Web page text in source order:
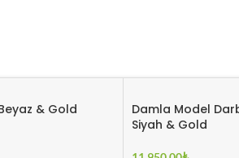
& Gold
Damla Model
Siyah & Gold